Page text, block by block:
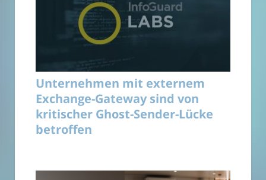
Unternehmen mit externem
Exchange-Gateway sind von
kritischer Ghost-Sender-Lücke
betroffen